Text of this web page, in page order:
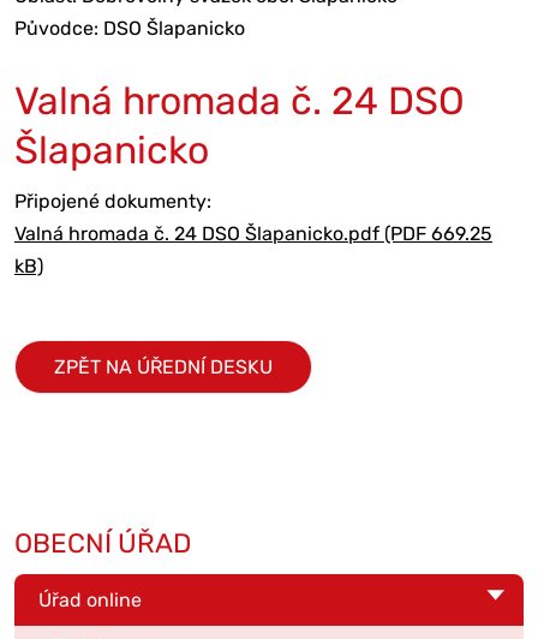
Původce: DSO Šlapanicko
Valná hromada č. 24 DSO
Šlapanicko
Připojené dokumenty:
Valná hromada č. 24 DSO Šlapanicko.pdf (PDF 669.25
kB)
ZPĚT NA ÚŘEDNÍ DESKU
OBECNÍ ÚŘAD
Úřad online